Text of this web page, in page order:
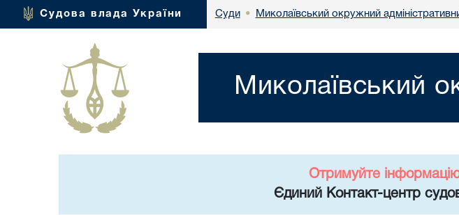
Судова влада України Суди • Миколаївський окружний
Миколаївський
Отримуйте
Єдиний Контакт-центр